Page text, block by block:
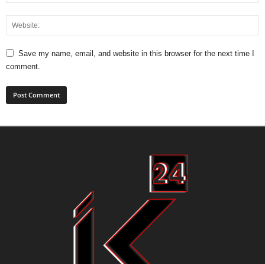
Save my name, email, and website in this browser for the next time I
comment.